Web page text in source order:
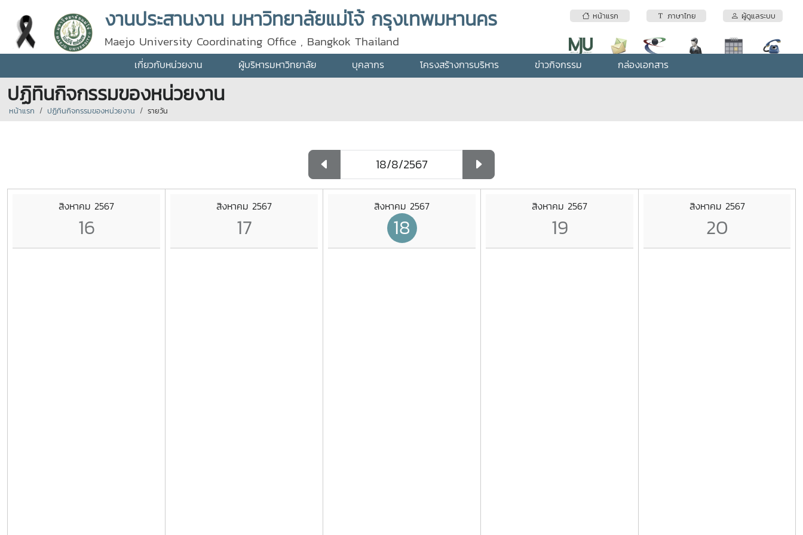
หน้าแรก ภาษาไทย ผู้ดูแลระบบ
งานประสานงาน มหาวิทยาลัยแม่โจ้ กรุงเทพมหานคร
Maejo University Coordinating Office , Bangkok Thailand
เกี่ยวกับหน่วยงาน ผู้บริหารมหาวิทยาลัย บุคลากร โครงสร้างการบริหาร ข่าวกิจกรรม กล่องเอกสาร
ปฏิทินกิจกรรมของหน่วยงาน
หน้าแรก ปฏิทินกิจกรรมของหน่วยงาน รายวัน
สิงหาคม 2567
16
สิงหาคม 2567
17
สิงหาคม 2567
18
สิงหาคม 2567
19
สิงหาคม 2567
20